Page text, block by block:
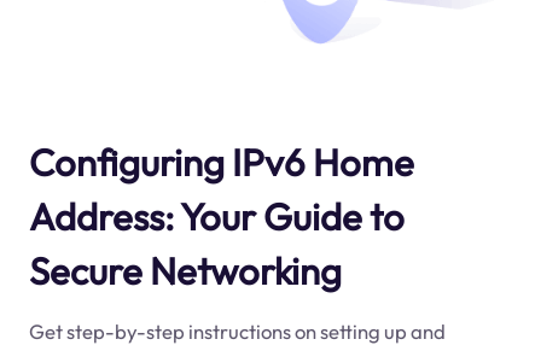
Configuring IPv6 Home
Address: Your Guide to
Secure Networking
Get step-by-step instructions on setting up and